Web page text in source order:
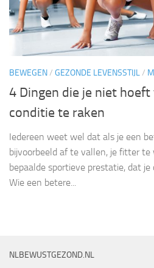
BEWEGEN/ GEZONDE LEVENSSTIJL/
4 Dingen die je niet
conditie te raken
Iedereen weet wel dat als je een
bijvoorbeeld af te vallen, je fitter te
bepaalde sportieve prestatie, dat
Wie een betere...
NLBEWUSTGEZOND.NL